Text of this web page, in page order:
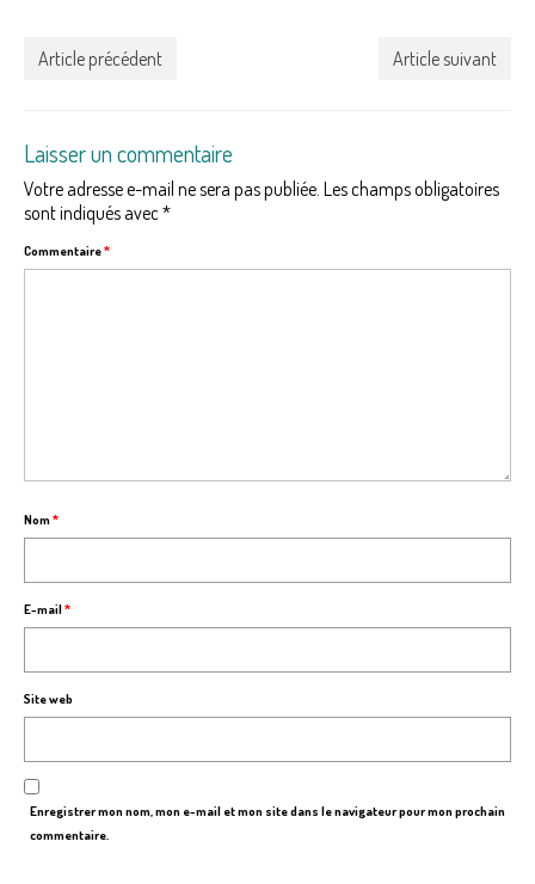
Article précédent Article suivant
Laisser un commentaire
Votre adresse e-mail ne sera pas publiée. Les champs obligatoires
sont indiqués avec*
Commentaire*
Nom*
E-mail*
Site web
Enregistrer mon nom, mon e-mail et mon site dans le navigateur pour mon prochain
commentaire.